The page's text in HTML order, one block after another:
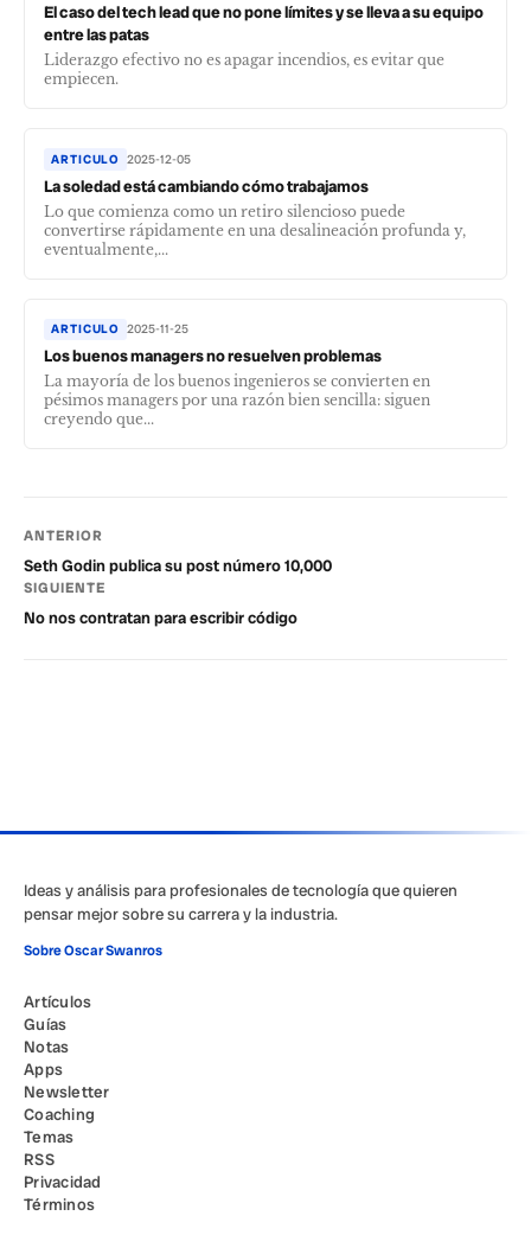
El caso del tech lead que no pone límites y se lleva a su equipo
entre las patas
Liderazgo efectivo no es apagar incendios, es evitar que
empiecen.
ARTICULO 2025-12-05
La soledad está cambiando cómo trabajamos
Lo que comienza como un retiro silencioso puede
convertirse rápidamente en una desalineación profunda y,
eventualmente,...
ARTICULO 2025-11-25
Los buenos managers no resuelven problemas
La mayoría de los buenos ingenieros se convierten en
pésimos managers por una razón bien sencilla: siguen
creyendo que...
ANTERIOR
Seth Godin publica su post número 10,000
SIGUIENTE
No nos contratan para escribir código
Ideas y análisis para profesionales de tecnología que quieren
pensar mejor sobre su carrera y la industria.
Sobre Oscar Swanros
Artículos
Guías
Notas
Apps
Newsletter
Coaching
Temas
RSS
Privacidad
Términos